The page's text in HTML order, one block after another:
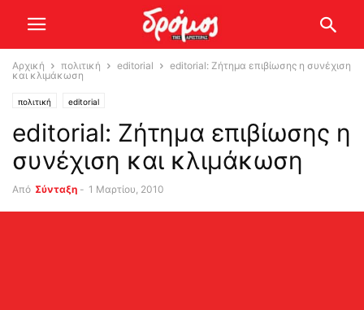
Αρχική πολιτική editorial
editorial: Ζήτημα επιβίωσης η συνέχιση
και κλιμάκωση
πολιτική editorial
editorial: Ζήτημα επιβίωσης η
συνέχιση και κλιμάκωση
Από Σύνταξη - 1 Μαρτίου, 2010